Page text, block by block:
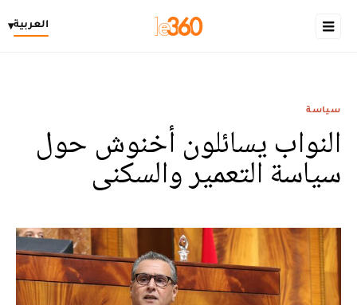
العربية▾
سياسة
النواب يسائلون أخنوش حول
سياسة التعمير والسكنى